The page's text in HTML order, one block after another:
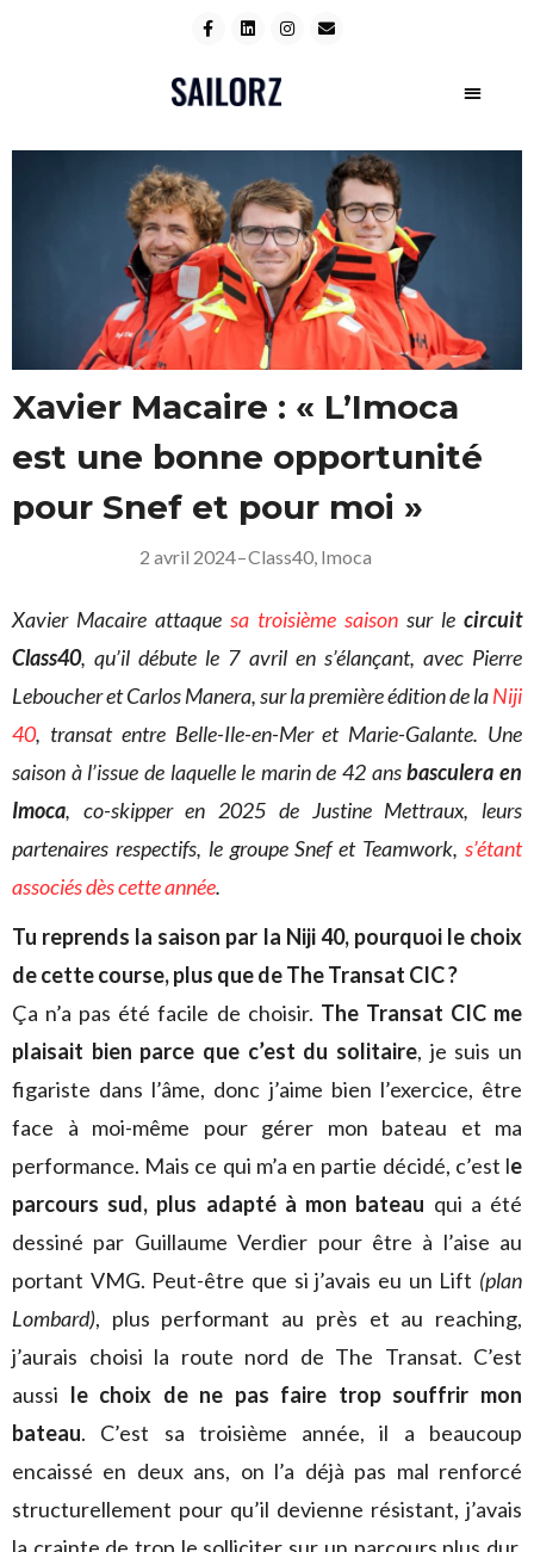
Xavier Macaire : « L’Imoca
est une bonne opportunité
pour Snef et pour moi »
2 avril 2024–Class40, Imoca
Xavier Macaire attaque sa troisième saison sur le circuit
Class40, qu’il débute le 7 avril en s’élançant, avec Pierre
Leboucher et Carlos Manera, sur la première édition de laNiji
40, transat entre Belle-Ile-en-Mer et Marie-Galante. Une
saison à l’issue de laquelle le marin de 42 ansbasculera en
Imoca, co-skipper en 2025 de Justine Mettraux, leurs
partenaires respectifs, le groupe Snef et Teamwork, s’étant
associés dès cette année.
Tu reprends la saison par la Niji 40, pourquoi le choix
de cette course, plus que de The Transat CIC ?
Ça n’a pas été facile de choisir. The Transat CIC me
plaisait bien parce que c’est du solitaire, je suis un
figariste dans l’âme, donc j’aime bien l’exercice, être
face à moi-même pour gérer mon bateau et ma
performance. Mais ce qui m’a en partie décidé, c’est le
parcours sud, plus adapté à mon bateau qui a été
dessiné par Guillaume Verdier pour être à l’aise au
portant VMG. Peut-être que si j’avais eu un Lift (plan
Lombard), plus performant au près et au reaching,
j’aurais choisi la route nord de The Transat. C’est
aussi le choix de ne pas faire trop souffrir mon
bateau. C’est sa troisième année, il a beaucoup
encaissé en deux ans, on l’a déjà pas mal renforcé
structurellement pour qu’il devienne résistant, j’avais